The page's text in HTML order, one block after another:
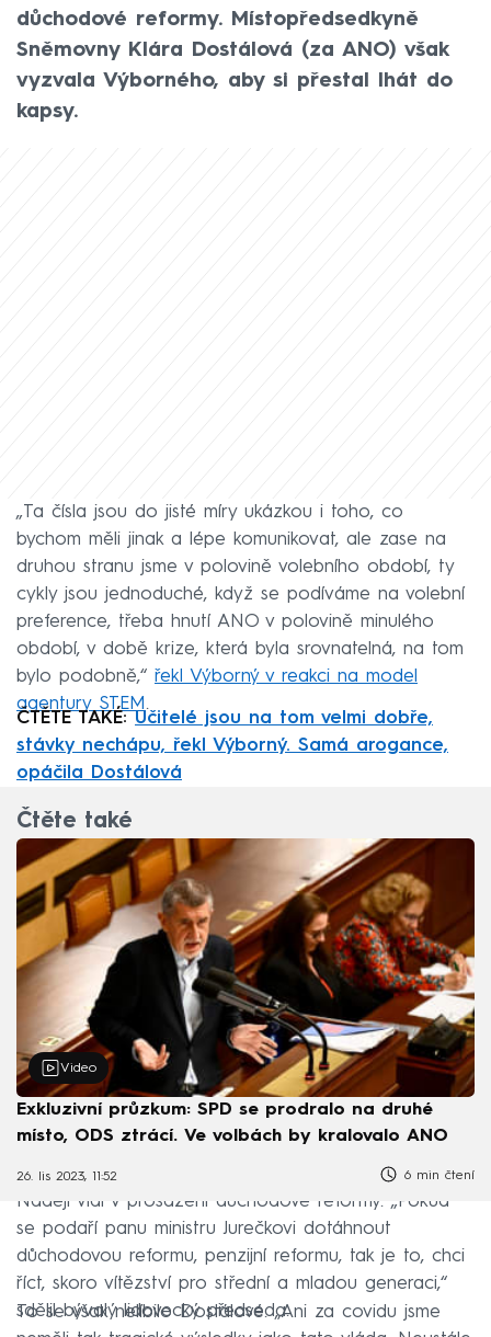
důchodové reformy. Místopředsedkyně
Sněmovny Klára Dostálová (za ANO) však
vyzvala Výborného, aby si přestal lhát do
kapsy.
„Ta čísla jsou do jisté míry ukázkou i toho, co
bychom měli jinak a lépe komunikovat, ale zase na
druhou stranu jsme v polovině volebního období, ty
cykly jsou jednoduché, když se podíváme na volební
preference, třeba hnutí ANO v polovině minulého
období, v době krize, která byla srovnatelná, na tom
bylo podobně,“ řekl Výborný v reakci na model
agentury STEM.
ČTĚTE TAKÉ: Učitelé jsou na tom velmi dobře,
stávky nechápu, řekl Výborný. Samá arogance,
opáčila Dostálová
Čtěte také
Video
Exkluzivní průzkum: SPD se prodralo na druhé
místo, ODS ztrácí. Ve volbách by kralovalo ANO
26. lis 2023, 11:52 6 min čtení
Naději vidí v prosazení důchodové reformy. „Pokud
se podaří panu ministru Jurečkovi dotáhnout
důchodovou reformu, penzijní reformu, tak je to, chci
říct, skoro vítězství pro střední a mladou generaci,“
sdělil bývalý lidovecký předseda.
To se však nelíbilo Dostálové. „Ani za covidu jsme